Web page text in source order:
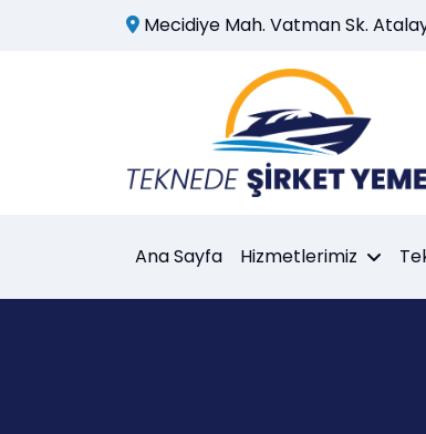
Mecidiye Mah. Vatman Sk.
Ana Sayfa Hizmetlerimiz